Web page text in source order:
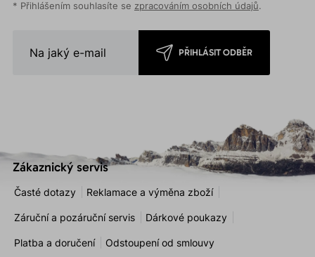
* Přihlášením souhlasíte se zpracováním osobních údajů.
PŘIHLÁSIT ODBĚR
Zákaznický servis
Časté dotazy Reklamace a výměna zboží
Záruční a pozáruční servis Dárkové poukazy
Platba a doručení Odstoupení od smlouvy